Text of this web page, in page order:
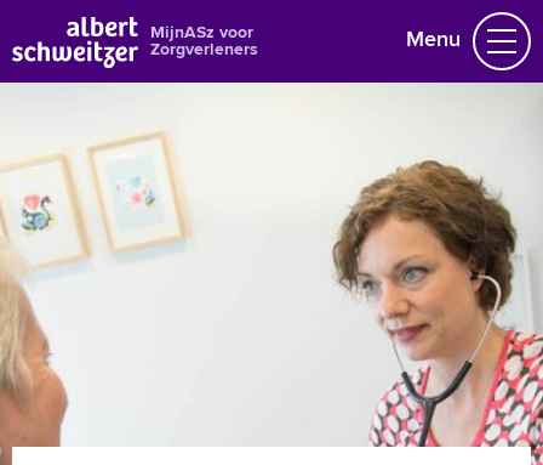
MijnASz voor
Zorgverleners Menu
Naar home asz.nl
Voorleesfunctie